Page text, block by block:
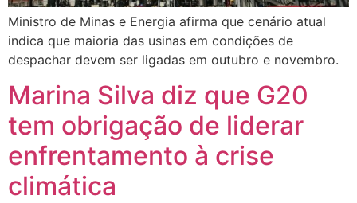
Ministro de Minas e Energia afirma que cenário atual
indica que maioria das usinas em condições de
despachar devem ser ligadas em outubro e novembro.
Marina Silva diz que G20
tem obrigação de liderar
enfrentamento à crise
climática